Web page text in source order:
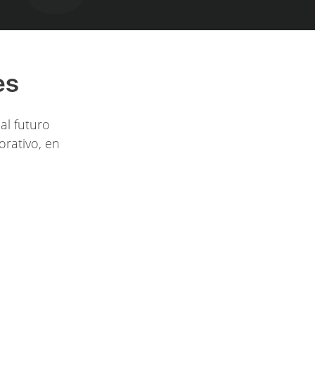
futuro
en